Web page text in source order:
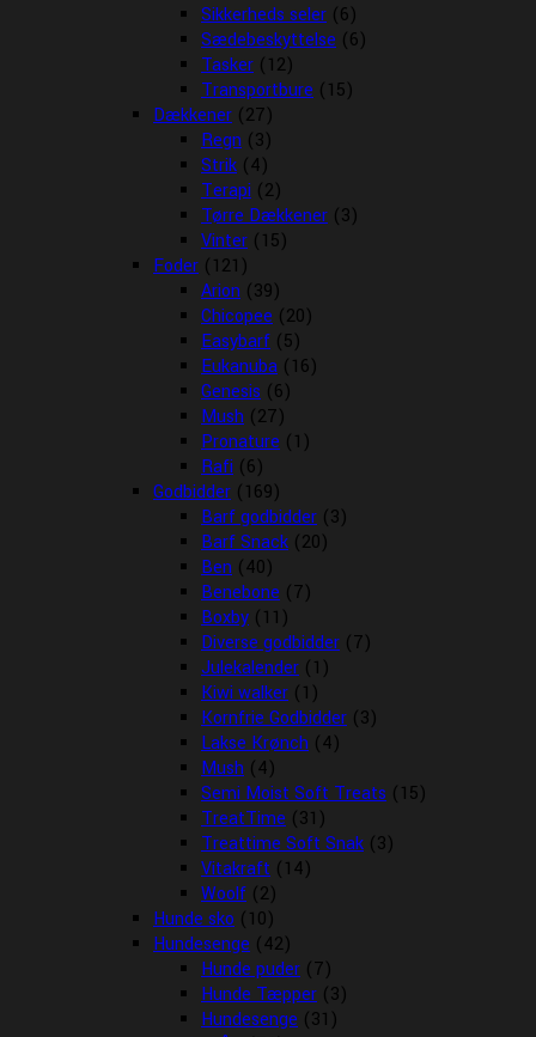
Sikkerheds seler (6)
Sædebeskyttelse (6)
Tasker (12)
Transportbure (15)
Dækkener (27)
Regn (3)
Strik (4)
Terapi (2)
Tørre Dækkener (3)
Vinter (15)
Foder (121)
Arion (39)
Chicopee (20)
Easybarf (5)
Eukanuba (16)
Genesis (6)
Mush (27)
Pronature (1)
Rafi (6)
Godbidder (169)
Barf godbidder (3)
Barf Snack (20)
Ben (40)
Benebone (7)
Boxby (11)
Diverse godbidder (7)
Julekalender (1)
Kiwi walker (1)
Kornfrie Godbidder (3)
Lakse Krønch (4)
Mush (4)
Semi Moist Soft Treats (15)
TreatTime (31)
Treattime Soft Snak (3)
Vitakraft (14)
Woolf (2)
Hunde sko (10)
Hundesenge (42)
Hunde puder (7)
Hunde Tæpper (3)
Hundesenge (31)